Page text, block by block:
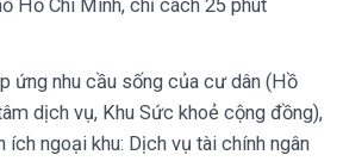
Hồ Chí Minh, chỉ cách 25 phút
ứng nhu cầu sống của cư dân (Hồ
dịch vụ, Khu Sức khoẻ cộng đồng),
ích ngoại khu: Dịch vụ tài chính ngân